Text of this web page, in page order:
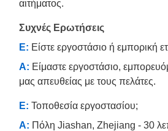
αιτήματος.
Συχνές Ερωτήσεις
Ε: Είστε εργοστάσιο ή εμπορική
Α: Είμαστε εργοστάσιο,
μας απευθείας με τους πελάτες.
Ε: Τοποθεσία εργοστασίου;
Α: Πόλη Jiashan, Zhejiang - 30